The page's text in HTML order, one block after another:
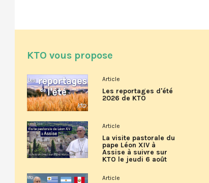
KTO vous propose
Article
Les reportages d'été
2026 de KTO
Article
La visite pastorale du
pape Léon XIV à
Assise à suivre sur
KTO le jeudi 6 août
Article